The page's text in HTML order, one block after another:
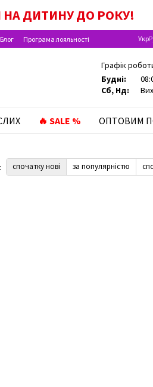
ДИТИНУ ДО РОКУ!
Блог
Програма лояльності
Укр
Графік
Будні:
Сб, Нд:
🔥 SALE % ОПТОВИМ
спочатку нові за популярністю